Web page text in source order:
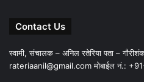
Contact Us
स्वामी, संचालक – अनिल रतेरिया पता –
rateriaanil@gmail.comमोबाईल नं.: